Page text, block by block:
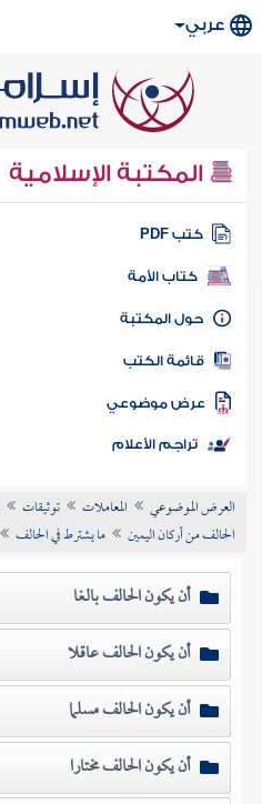
عربي
المكتبة الإسلامية
كتب PDF
كتاب الأمة
المكتبة
الكتب
موضوعي
تراجم الأعلام
العرض الموضوعي المعاملات توثيقات
الحالف من أركان اليمين
ما يشترط في الحالف
أن يكون الحالف بالغا
أن يكون الحالف عاقلا
أن يكون الحالف مسلما
أن يكون الحالف مختارا